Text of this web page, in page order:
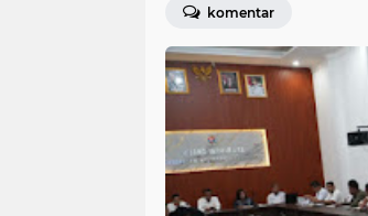
komentar